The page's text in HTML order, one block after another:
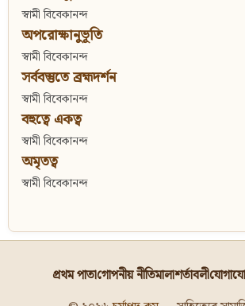
স্বামী বিবেকানন্দ
অপরোক্ষানুভূতি
স্বামী বিবেকানন্দ
সর্ববস্তুতে ব্রহ্মদর্শন
স্বামী বিবেকানন্দ
বহুত্বে একত্ব
স্বামী বিবেকানন্দ
অমৃতত্ব
স্বামী বিবেকানন্দ
প্রথম পাতাগোপনীয় নীতিমালাশর্তাবলী